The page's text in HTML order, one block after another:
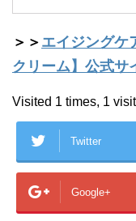
＞＞ エイジングケ
クリーム】公式サ
Visited 1 times, 1
Twitter
Google+